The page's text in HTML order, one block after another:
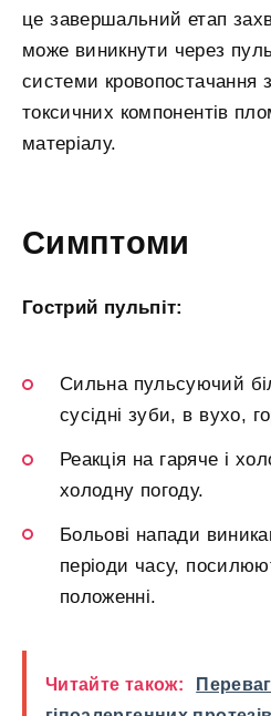
це завершальний етап
може виникнути через
системи кровопостачання
токсичних компонентів
матеріалу.
Симптоми
Гострий пульпіт:
Сильна пульсуючий
сусідні зуби, в вухо,
Реакція на гаряче і
холодну погоду.
Больові напади
періоди часу,
положенні.
Читайте також: